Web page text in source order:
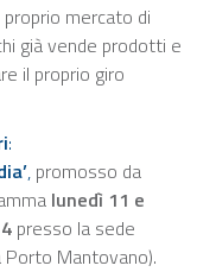
mercato di
già vende prodotti e
il proprio giro
:
, promosso da
lunedì 11 e
presso la sede
Porto Mantovano).